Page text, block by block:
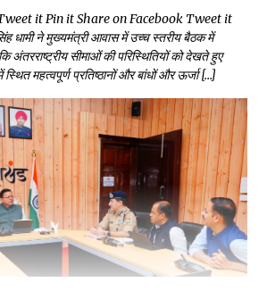
it Pin it Share on Facebook Tweet it
धामी ने मुख्यमंत्री आवास में उच्च स्तरीय बैठक में
अंतरराष्ट्रीय सीमाओं की परिस्थितियों को देखते हुए
स्थित महत्वपूर्ण प्रतिष्ठानों और बांधों और ऊर्जा […]